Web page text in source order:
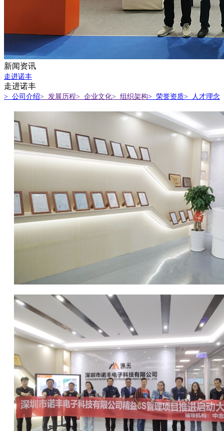
新闻资讯
走进诺丰
走进诺丰
> 公司介绍> 发展历程> 企业文化> 组织架构> 荣誉资质> 人才理念